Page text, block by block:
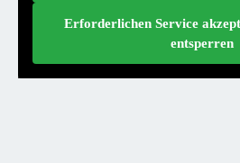
Erforderlichen Service
entsperren